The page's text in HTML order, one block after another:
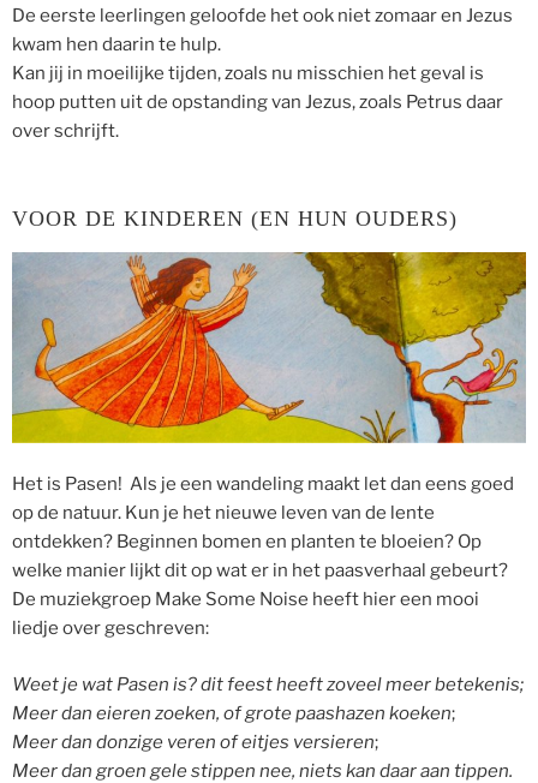
De eerste leerlingen geloofde het ook niet zomaar en Jezus
kwam hen daarin te hulp.
Kan jij in moeilijke tijden, zoals nu misschien het geval is
hoop putten uit de opstanding van Jezus, zoals Petrus daar
over schrijft.
VOOR DE KINDEREN (EN HUN OUDERS)
Het is Pasen! Als je een wandeling maakt let dan eens goed
op de natuur. Kun je het nieuwe leven van de lente
ontdekken? Beginnen bomen en planten te bloeien? Op
welke manier lijkt dit op wat er in het paasverhaal gebeurt?
De muziekgroep Make Some Noise heeft hier een mooi
liedje over geschreven:
Weet je wat Pasen is? dit feest heeft zoveel meer betekenis;
Meer dan eieren zoeken, of grote paashazen koeken;
Meer dan donzige veren of eitjes versieren;
Meer dan groen gele stippen nee, niets kan daar aan tippen.